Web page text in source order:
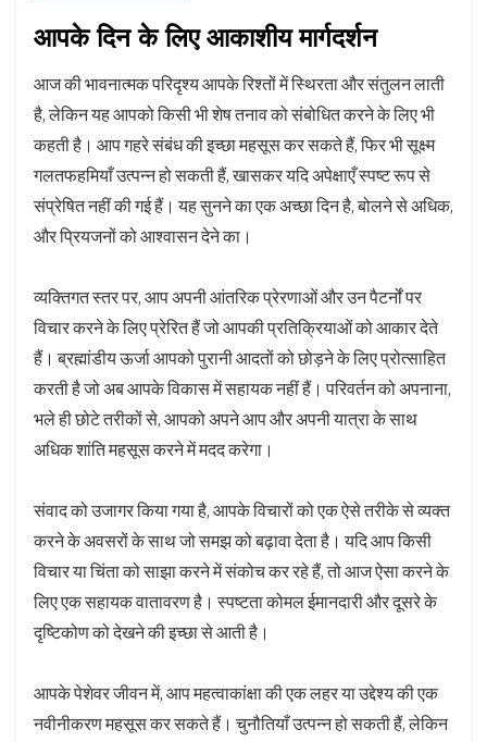
आपके दिन के लिए आकाशीय मार्गदर्शन
आज की भावनात्मक परिदृश्य आपके रिश्तों में स्थिरता और संतुलन लाती
है, लेकिन यह आपको किसी भी शेष तनाव को संबोधित करने के लिए भी
कहती है। आप गहरे संबंध की इच्छा महसूस कर सकते हैं, फिर भी सूक्ष्म
गलतफहमियाँ उत्पन्न हो सकती हैं, खासकर यदि अपेक्षाएँ स्पष्ट रूप से
संप्रेषित नहीं की गई हैं। यह सुनने का एक अच्छा दिन है, बोलने से अधिक,
और प्रियजनों को आश्वासन देने का।
व्यक्तिगत स्तर पर, आप अपनी आंतरिक प्रेरणाओं और उन पैटर्नों पर
विचार करने के लिए प्रेरित हैं जो आपकी प्रतिक्रियाओं को आकार देते
हैं। ब्रह्मांडीय ऊर्जा आपको पुरानी आदतों को छोड़ने के लिए प्रोत्साहित
करती है जो अब आपके विकास में सहायक नहीं हैं। परिवर्तन को अपनाना,
भले ही छोटे तरीकों से, आपको अपने आप और अपनी यात्रा के साथ
अधिक शांति महसूस करने में मदद करेगा।
संवाद को उजागर किया गया है, आपके विचारों को एक ऐसे तरीके से व्यक्त
करने के अवसरों के साथ जो समझ को बढ़ावा देता है। यदि आप किसी
विचार या चिंता को साझा करने में संकोच कर रहे हैं, तो आज ऐसा करने के
लिए एक सहायक वातावरण है। स्पष्टता कोमल ईमानदारी और दूसरे के
दृष्टिकोण को देखने की इच्छा से आती है।
आपके पेशेवर जीवन में, आप महत्वाकांक्षा की एक लहर या उद्देश्य की एक
नवीनीकरण महसूस कर सकते हैं। चुनौतियाँ उत्पन्न हो सकती हैं, लेकिन